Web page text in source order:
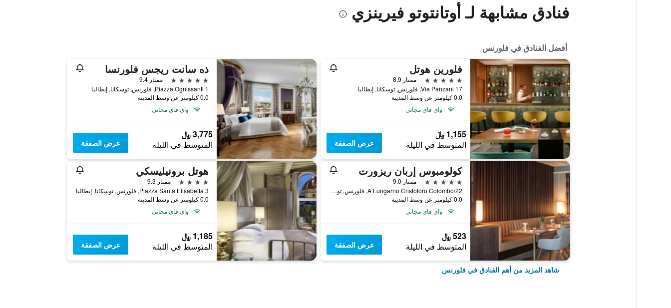
فنادق مشابهة لـ أوتانتوتو فيرينزي
أفضل الفنادق في فلورنس
فلورين هوتل
5 نجوم
ممتاز 8.9
17 Via Panzani, فلورنس, توسكانا, إيطاليا
0.0 كيلومتر عن وسط المدينة
واي فاي مجاني
1,155 ﷼
المتوسط في الليلة عرض الصفقة
ذه سانت ريجس فلورنسا
5 نجوم
ممتاز 9.4
Piazza Ognissanti 1, فلورنس, توسكانا, إيطاليا
0.0 كيلومتر عن وسط المدينة
واي فاي مجاني
3,775 ﷼
المتوسط في الليلة عرض الصفقة
كولومبوس إربان ريزورت
5 نجوم
ممتاز 9.0
22/A Lungarno Cristoforo Colombo, فلورنس, توسكانا, إيطاليا
0.0 كيلومتر عن وسط المدينة
واي فاي مجاني
523 ﷼
المتوسط في الليلة عرض الصفقة
هوتل برونيليسكي
4 نجوم
ممتاز 9.3
Piazza Santa Elisabetta 3, فلورنس, توسكانا, إيطاليا
0.0 كيلومتر عن وسط المدينة
واي فاي مجاني
1,185 ﷼
المتوسط في الليلة عرض الصفقة
شاهد المزيد من أهم الفنادق في فلورنس